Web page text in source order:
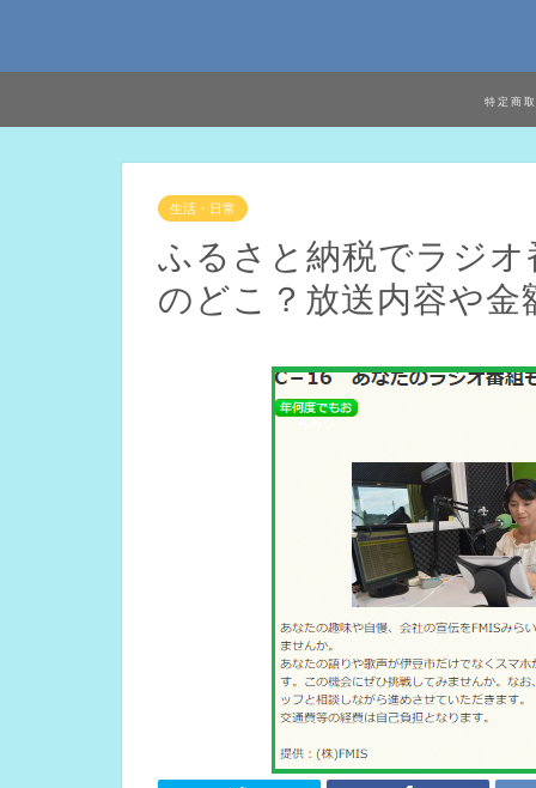
特定商
生活・日常
ふるさと納税でラジ
のどこ？放送内容や金